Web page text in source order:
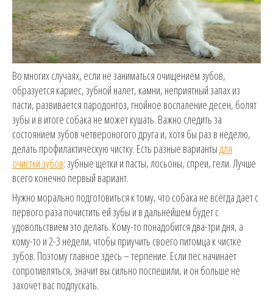
Во многих случаях, если не заниматься очищением зубов,
образуется кариес, зубной налет, камни, неприятный запах из
пасти, развивается пародонтоз, гнойное воспаление десен, болят
зубы и в итоге собака не может кушать. Важно следить за
состоянием зубов четвероногого друга и, хотя бы раз в неделю,
делать профилактическую чистку. Есть разные вариантыдля
очистки зубов: зубные щетки и пасты, лосьоны, спреи, гели. Лучше
всего конечно первый вариант.
Нужно морально подготовиться к тому, что собака не всегда дает с
первого раза почистить ей зубы и в дальнейшем будет с
удовольствием это делать. Кому-то понадобится два-три дня, а
кому-то и 2-3 недели, чтобы приучить своего питомца к чистке
зубов. Поэтому главное здесь – терпение. Если пес начинает
сопротивляться, значит вы сильно поспешили, и он больше не
захочет вас подпускать.